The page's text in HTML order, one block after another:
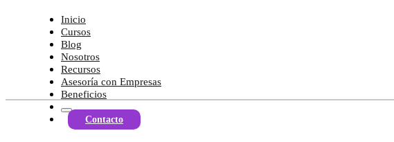
Inicio
Cursos
Blog
Nosotros
Recursos
Asesoría con Empresas
Beneficios
Contacto